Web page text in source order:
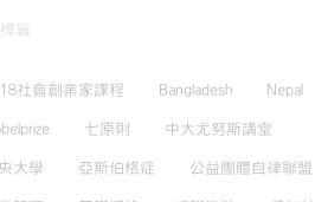
籤
社會創業家課程 Bangladesh Nepal
七原則 中大尤努斯講堂
大學 亞斯伯格症 公益團體自律聯盟